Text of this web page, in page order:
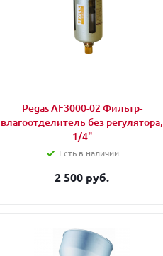
Pegas AF3000-02 Фильтр-
влагоотделитель без регулятора,
1/4"
Есть в наличии
2 500 руб.